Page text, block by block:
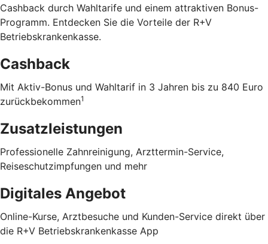
Cashback durch Wahltarife und einem attraktiven Bonus-
Programm. Entdecken Sie die Vorteile der R+V
Betriebskrankenkasse.
Cashback
Mit Aktiv-Bonus und Wahltarif in 3 Jahren bis zu 840 Euro
zurückbekommen1
Zusatzleistungen
Professionelle Zahnreinigung, Arzttermin-Service,
Reiseschutzimpfungen und mehr
Digitales Angebot
Online-Kurse, Arztbesuche und Kunden-Service direkt über
die R+V Betriebskrankenkasse App